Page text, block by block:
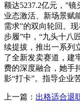
额达5237.2亿元，”
业态激活、新场景赋
需求”的双向轮回。
步履”中，“九头十八
续提拔，推出一系列
了全新发卖赛道，建
费的深度融合，她手
影“打卡”。指导企业
上一篇： 出格适合退